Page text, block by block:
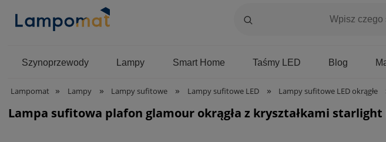
Szynoprzewody Lampy Smart Home Blog
Taśmy LED
Lampomat » Lampy » Lampy sufitowe » Lampy sufitowe LED » Lampy sufitowe LED okrągłe
Lampa sufitowa plafon glamour okrągła z kryształkami starlight